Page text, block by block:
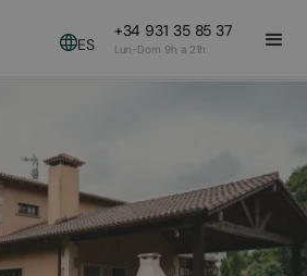
ES
+34 931 35 85 37
Lun-Dom 9h a 21h